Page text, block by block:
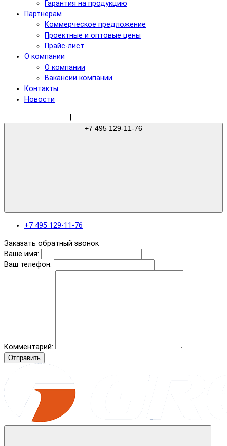
Гарантия на продукцию
Партнерам
Коммерческое предложение
Проектные и оптовые цены
Прайс-лист
О компании
О компании
Вакансии компании
Контакты
Новости
+7 495 129-11-76
Заказать обратный звонок
Ваше имя:
Ваш телефон:
Комментарий:
Отправить